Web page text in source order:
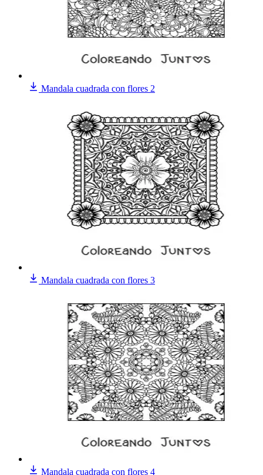
Mandala cuadrada con flores 2
Mandala cuadrada con flores 3
Mandala cuadrada con flores 4